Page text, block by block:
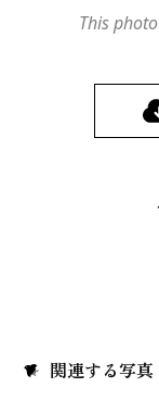
This
関連する写真